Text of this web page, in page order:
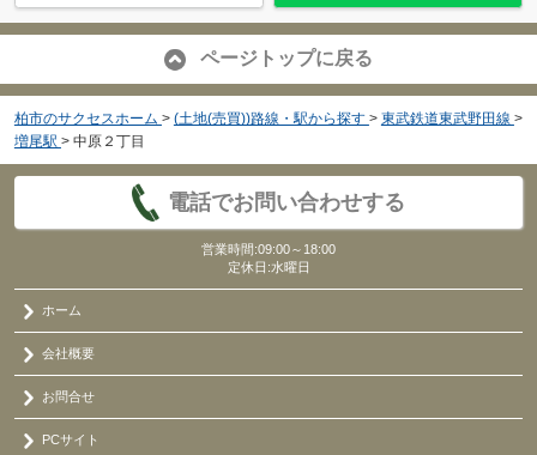
ページトップに戻る
柏市のサクセスホーム > (土地(売買))路線・駅から探す > 東武鉄道東武野田線 >
増尾駅 > 中原２丁目
電話でお問い合わせする
営業時間:09:00～18:00
定休日:水曜日
ホーム
会社概要
お問合せ
PCサイト